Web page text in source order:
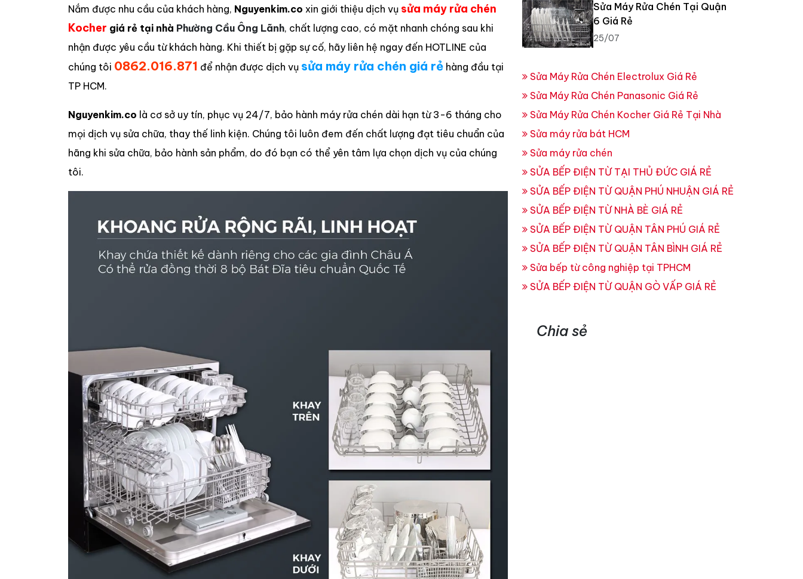
Nắm được nhu cầu của khách hàng, Nguyenkim.co xin giới thiệu dịch vụ sửa máy rửa chén
Kocher giá rẻ tại nhà Phường Cầu Ông Lãnh, chất lượng cao, có mặt nhanh chóng sau khi
nhận được yêu cầu từ khách hàng. Khi thiết bị gặp sự cố, hãy liên hệ ngay đến HOTLINE của
chúng tôi 0862.016.871 để nhận được dịch vụ sửa máy rửa chén giá rẻ hàng đầu tại
TP HCM.
Nguyenkim.co là cơ sở uy tín, phục vụ 24/7, bảo hành máy rửa chén dài hạn từ 3-6 tháng cho
mọi dịch vụ sửa chữa, thay thế linh kiện. Chúng tôi luôn đem đến chất lượng đạt tiêu chuẩn của
hãng khi sửa chữa, bảo hành sản phẩm, do đó bạn có thể yên tâm lựa chọn dịch vụ của chúng
tôi.
Sửa Máy Rửa Chén Tại Quận
6 Giá Rẻ
25/07
Sửa Máy Rửa Chén Electrolux Giá Rẻ
Sửa Máy Rửa Chén Panasonic Giá Rẻ
Sửa Máy Rửa Chén Kocher Giá Rẻ Tại Nhà
Sửa máy rửa bát HCM
Sửa máy rửa chén
SỬA BẾP ĐIỆN TỪ TẠI THỦ ĐỨC GIÁ RẺ
SỬA BẾP ĐIỆN TỪ QUẬN PHÚ NHUẬN GIÁ RẺ
SỬA BẾP ĐIỆN TỪ NHÀ BÈ GIÁ RẺ
SỬA BẾP ĐIỆN TỪ QUẬN TÂN PHÚ GIÁ RẺ
SỬA BẾP ĐIỆN TỪ QUẬN TÂN BÌNH GIÁ RẺ
Sửa bếp từ công nghiệp tại TPHCM
SỬA BẾP ĐIỆN TỪ QUẬN GÒ VẤP GIÁ RẺ
Chia sẻ